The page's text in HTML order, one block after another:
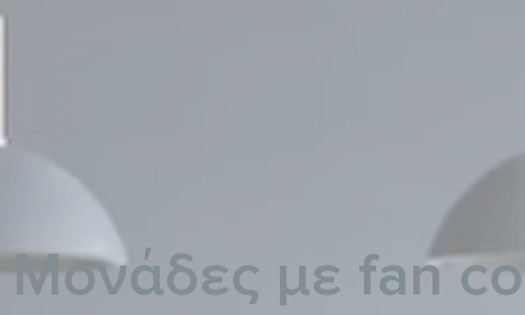
Μονάδες με fan